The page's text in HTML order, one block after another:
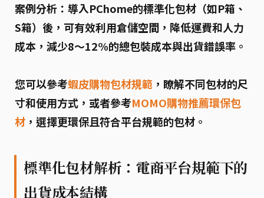
案例分析： 導入PChome的標準化包材（如P箱、
S箱）後，可有效利用倉儲空間，降低運費和人力
成本，減少8～12%的總包裝成本與出貨錯誤率。
您可以參考蝦皮購物包材規範 ，瞭解不同包材的尺
寸和使用方式，或者參考MOMO購物推薦環保包
材 ，選擇更環保且符合平台規範的包材。
標準化包材解析：電商平台規範下的
出貨成本結構